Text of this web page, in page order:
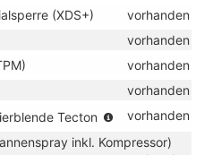
(XDS+)
vorhanden
vorhanden
vorhanden
vorhanden
Tecton
(Bereifung
R16)
vorhanden
inkl. Kompressor)